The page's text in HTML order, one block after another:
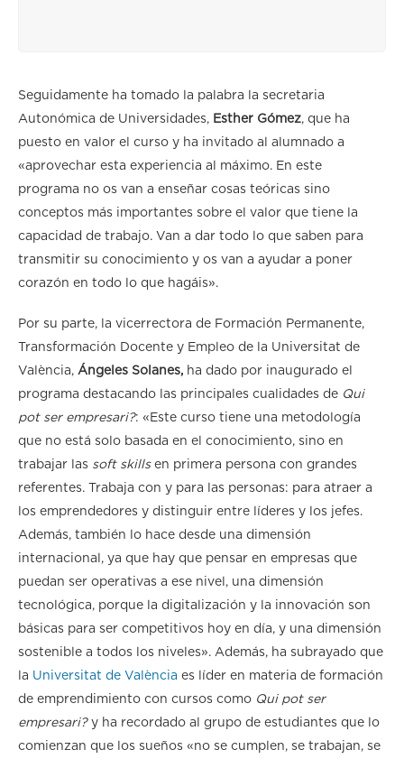
Seguidamente ha tomado la palabra la secretaria
Autonómica de Universidades, Esther Gómez, que ha
puesto en valor el curso y ha invitado al alumnado a
«aprovechar esta experiencia al máximo. En este
programa no os van a enseñar cosas teóricas sino
conceptos más importantes sobre el valor que tiene la
capacidad de trabajo. Van a dar todo lo que saben para
transmitir su conocimiento y os van a ayudar a poner
corazón en todo lo que hagáis».
Por su parte, la vicerrectora de Formación Permanente,
Transformación Docente y Empleo de la Universitat de
València, Ángeles Solanes, ha dado por inaugurado el
programa destacando las principales cualidades de Qui
pot ser empresari?: «Este curso tiene una metodología
que no está solo basada en el conocimiento, sino en
trabajar las soft skillsen primera persona con grandes
referentes. Trabaja con y para las personas: para atraer a
los emprendedores y distinguir entre líderes y los jefes.
Además, también lo hace desde una dimensión
internacional, ya que hay que pensar en empresas que
puedan ser operativas a ese nivel, una dimensión
tecnológica, porque la digitalización y la innovación son
básicas para ser competitivos hoy en día, y una dimensión
sostenible a todos los niveles». Además, ha subrayado que
la Universitat de València es líder en materia de formación
de emprendimiento con cursos como Qui pot ser
empresari?y ha recordado al grupo de estudiantes que lo
comienzan que los sueños «no se cumplen, se trabajan, se